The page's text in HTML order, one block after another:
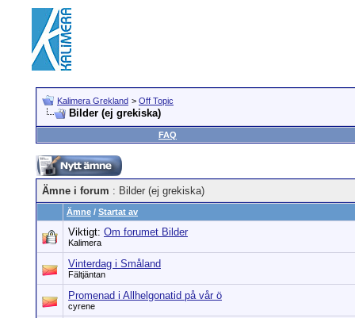
Kalimera Grekland > Off Topic
Bilder (ej grekiska)
FAQ
Ämne i forum : Bilder (ej grekiska)
Ämne / Startat av
Viktigt: Om forumet Bilder
Kalimera
Vinterdag i Småland
Fältjäntan
Promenad i Allhelgonatid på vår ö
cyrene